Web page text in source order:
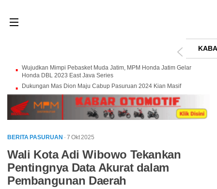
Wujudkan Mimpi Pebasket Muda Jatim, MPM Honda Jatim Gelar
Honda DBL 2023 East Java Series
Dukungan Mas Dion Maju Cabup Pasuruan 2024 Kian Masif
BERITA PASURUAN · 7 Okt 2025
Wali Kota Adi Wibowo Tekankan
Pentingnya Data Akurat dalam
Pembangunan Daerah